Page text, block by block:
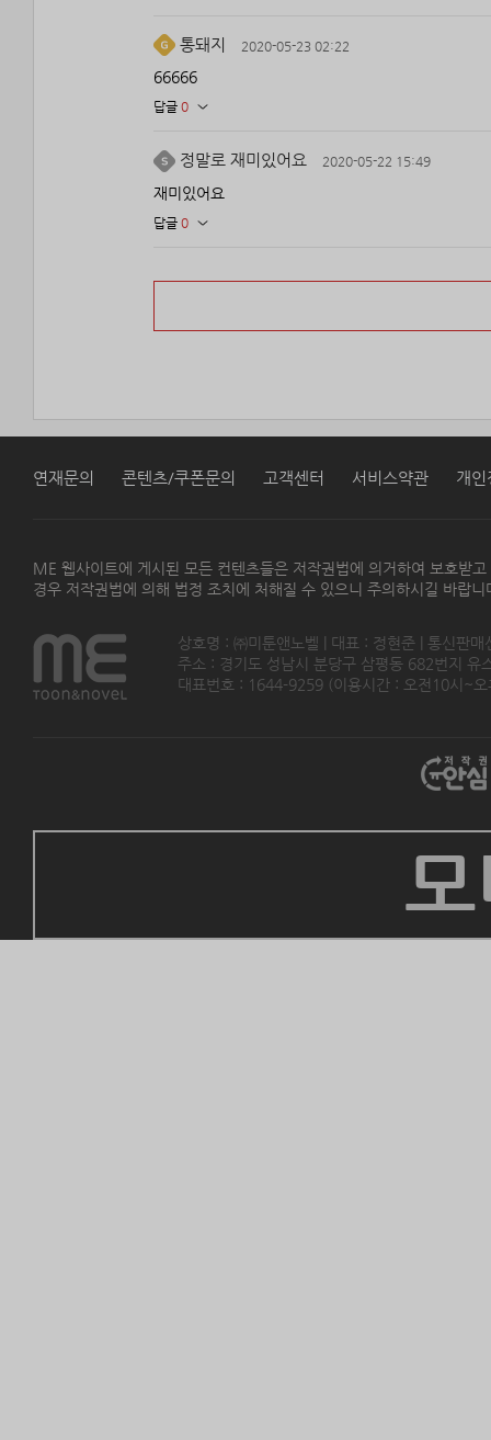
통돼지 2020-05-23 02:22
66666
답글 0
정말로 재미있어요 2020-05-22 15:49
재미있어요
답글 0
연재문의 콘텐츠/쿠폰문의 고객센터 서비스약관 개인
ME 웹사이트에 게시된 모든 컨텐츠들은 저작권법에 의거하여 보호받
경우 저작권법에 의해 법정 조치에 처해질 수 있으니 주의하시길 바랍니
상호명 : ㈜미툰앤노벨 | 대표 : 정현준 | 통신판
주소 : 경기도 성남시 분당구 삼평동 682번지
대표번호 : 1644-9259 (이용시간 : 오전10시~